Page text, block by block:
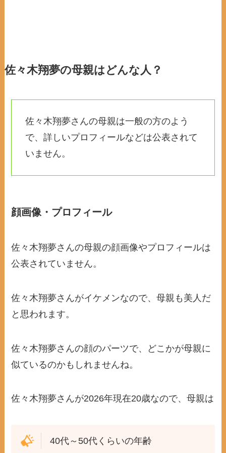
佐々木翔夢の母親はどんな人？
佐々木翔夢さんの母親は一般の方のよう
で、詳しいプロフィールなどは公表されて
いません。
顔画像・プロフィール
佐々木翔夢さんの母親の顔画像やプロフィールは
公表されていません。
佐々木翔夢さんがイケメンなので、母親も美人だ
と思われます。
佐々木翔夢さんの顔のパーツで、どこかが母親に
似ているのかもしれませんね。
佐々木翔夢さんが2026年現在20歳なので、母親は
40代～50代くらいの年齢